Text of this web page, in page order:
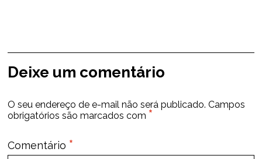
Deixe um comentário
O seu endereço de e-mail não será publicado. Campos
obrigatórios são marcados com *
Comentário *